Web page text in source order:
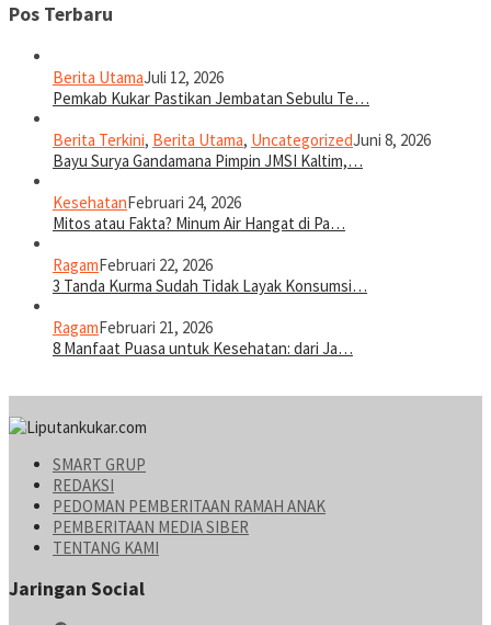
Pos Terbaru
Berita UtamaJuli 12, 2026
Pemkab Kukar Pastikan Jembatan Sebulu Te…
Berita Terkini, Berita Utama, UncategorizedJuni 8, 2026
Bayu Surya Gandamana Pimpin JMSI Kaltim,…
KesehatanFebruari 24, 2026
Mitos atau Fakta? Minum Air Hangat di Pa…
RagamFebruari 22, 2026
3 Tanda Kurma Sudah Tidak Layak Konsumsi…
RagamFebruari 21, 2026
8 Manfaat Puasa untuk Kesehatan: dari Ja…
SMART GRUP
REDAKSI
PEDOMAN PEMBERITAAN RAMAH ANAK
PEMBERITAAN MEDIA SIBER
TENTANG KAMI
Jaringan Social